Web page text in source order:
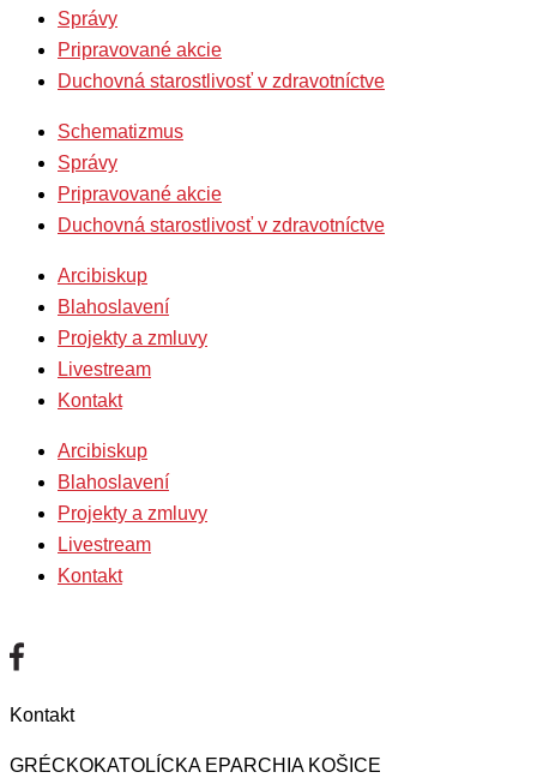
Správy
Pripravované akcie
Duchovná starostlivosť v zdravotníctve
Schematizmus
Správy
Pripravované akcie
Duchovná starostlivosť v zdravotníctve
Arcibiskup
Blahoslavení
Projekty a zmluvy
Livestream
Kontakt
Arcibiskup
Blahoslavení
Projekty a zmluvy
Livestream
Kontakt
Kontakt
GRÉCKOKATOLÍCKA EPARCHIA KOŠICE